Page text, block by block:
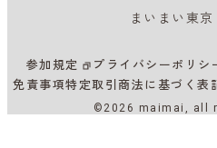
まいまい東京
参加規定
プライバシーポリシ
免責事項特定取引商法に基づく表
©2026 maimai, all